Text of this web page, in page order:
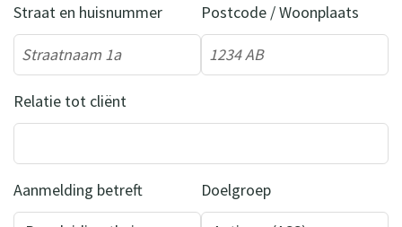
Straat en huisnummer Postcode / Woonplaats
Relatie tot cliënt
Aanmelding betreft Doelgroep